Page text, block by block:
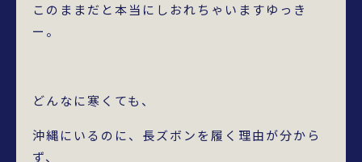
このままだと本当にしおれちゃいますゆっき
ー。
どんなに寒くても、
沖縄にいるのに、長ズボンを履く理由が分から
ず、